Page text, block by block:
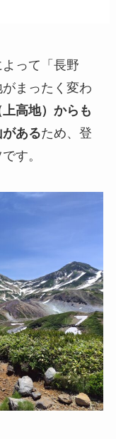
って「長野
まったく変わ
高地）からも
あるため、登
す。